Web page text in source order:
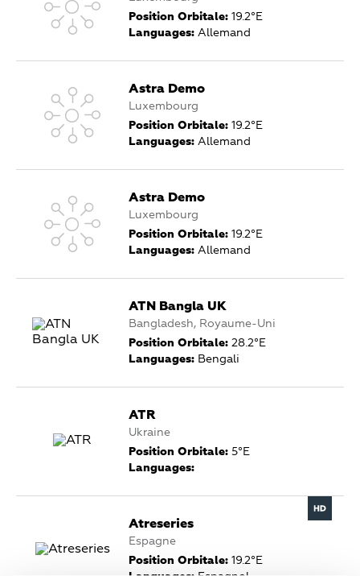
Position Orbitale: 19.2°E
Languages: Allemand
Astra Demo
Luxembourg
Position Orbitale: 19.2°E
Languages: Allemand
Astra Demo
Luxembourg
Position Orbitale: 19.2°E
Languages: Allemand
ATN Bangla UK
Bangladesh, Royaume-Uni
Position Orbitale: 28.2°E
Languages: Bengali
ATR
Ukraine
Position Orbitale: 5°E
Languages:
Atreseries
Espagne
Position Orbitale: 19.2°E